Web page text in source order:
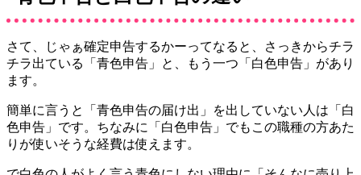
さて、じゃぁ確定申告するかーってなると、さっきからチラ
チラ出ている「青色申告」と、もう一つ「白色申告」があり
ます。
簡単に言うと
「青色申告の届け出」を出していない人は「白
色申告」 です。ちなみに「白色申告」でもこの職種の方あた
りが使いそうな経費は使えます。